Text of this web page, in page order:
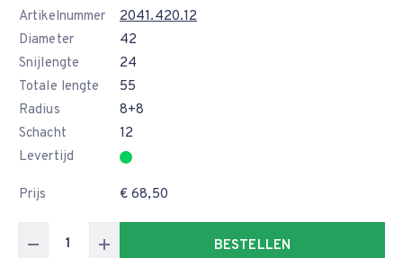
Artikelnummer
2041.420.12
Diameter
42
Snijlengte
24
Totale lengte
55
Radius
8+8
Schacht
12
Levertijd
Prijs € 68,50
BESTELLEN